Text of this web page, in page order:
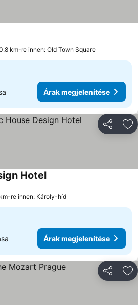
km-re innen: Old Town Square
Árak megjelenítése
Hotel
km-re innen: Károly-híd
Árak megjelenítése